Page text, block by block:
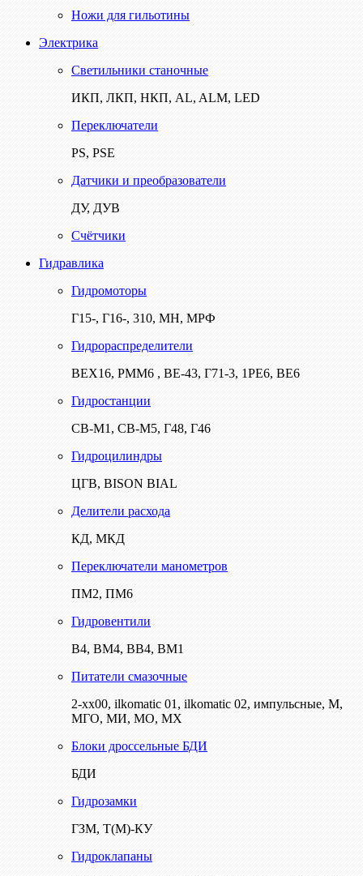
Ножи для гильотины
Электрика
Светильники станочные
ИКП, ЛКП, НКП, AL, ALM, LED
Переключатели
PS, PSE
Датчики и преобразователи
ДУ, ДУВ
Счётчики
Гидравлика
Гидромоторы
Г15-, Г16-, 310, МН, МРФ
Гидрораспределители
ВЕХ16, РММ6 , ВЕ-43, Г71-3, 1РЕ6, ВЕ6
Гидростанции
СВ-М1, СВ-М5, Г48, Г46
Гидроцилиндры
ЦГВ, BISON BIAL
Делители расхода
КД, МКД
Переключатели манометров
ПМ2, ПМ6
Гидровентили
В4, ВМ4, ВВ4, ВМ1
Питатели смазочные
2-хх00, ilkomatic 01, ilkomatic 02, импульсные, М,
МГО, МИ, МО, МХ
Блоки дроссельные БДИ
БДИ
Гидрозамки
ГЗМ, Т(М)-КУ
Гидроклапаны